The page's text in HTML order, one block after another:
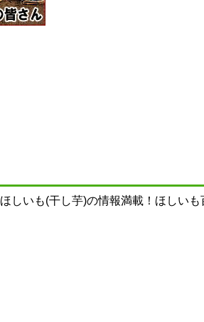
ほしいも(干し芋)の情報満載！ほしい